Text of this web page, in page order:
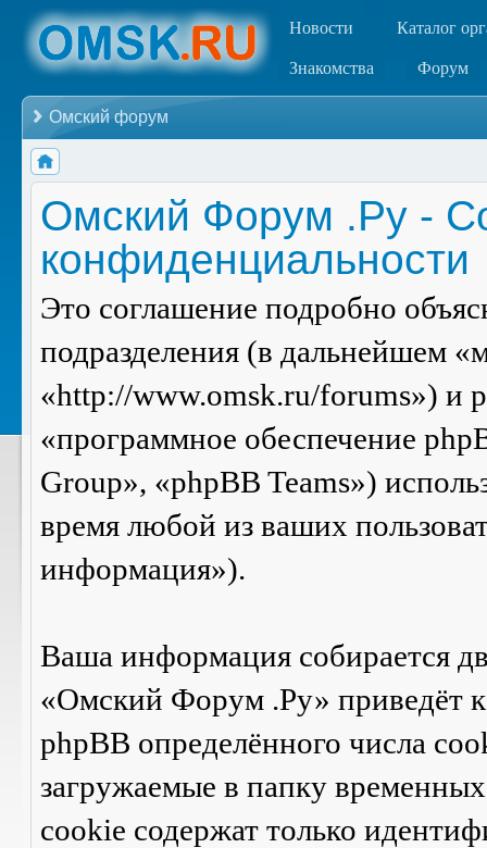
Новости Каталог
Знакомства Форум
Омский форум
Омский Форум .Ру -
конфиденциальности
Это соглашение подробно
подразделения (в дальнейшем
«http://www.omsk.ru/forums») и
«программное обеспечение
Group», «phpBB Teams»)
время любой из ваших
информация»).
Ваша информация собирается
«Омский Форум .Ру» приведёт
phpBB определённого числа
загружаемые в папку
cookie содержат только